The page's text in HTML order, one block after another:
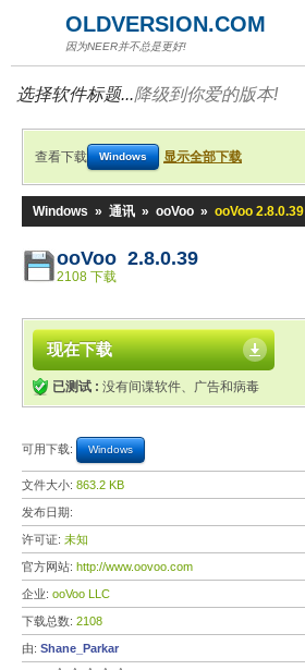
OLDVERSION.COM
因为NEER并不总是更好!
选择软件标题...降级到你爱的版本!
查看下载 Windows 显示全部下载
Windows » 通讯 » ooVoo » ooVoo 2.8.0.39
ooVoo 2.8.0.39
2108 下载
现在下载
已测试 : 没有间谍软件、广告和病毒
可用下载: Windows
文件大小: 863.2 KB
发布日期:
许可证: 未知
官方网站: http://www.oovoo.com
企业: ooVoo LLC
下载总数: 2108
由: Shane_Parkar